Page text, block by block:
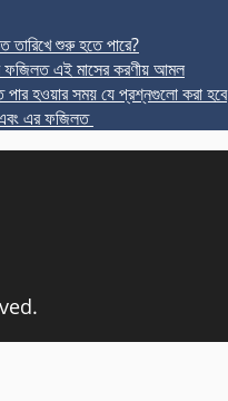
শুরু হতে পারে?
ফজিলত এই মাসের করণীয় আমল
পার হওয়ার সময় যে প্রশ্নগুলো করা হবে
এর ফজিলত